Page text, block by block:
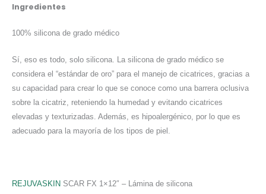
Ingredientes
100% silicona de grado médico
Sí, eso es todo, solo silicona. La silicona de grado médico se
considera el “estándar de oro” para el manejo de cicatrices, gracias a
su capacidad para crear lo que se conoce como una barrera oclusiva
sobre la cicatriz, reteniendo la humedad y evitando cicatrices
elevadas y texturizadas. Además, es hipoalergénico, por lo que es
adecuado para la mayoría de los tipos de piel.
REJUVASKIN SCAR FX 1×12″ – Lámina de silicona